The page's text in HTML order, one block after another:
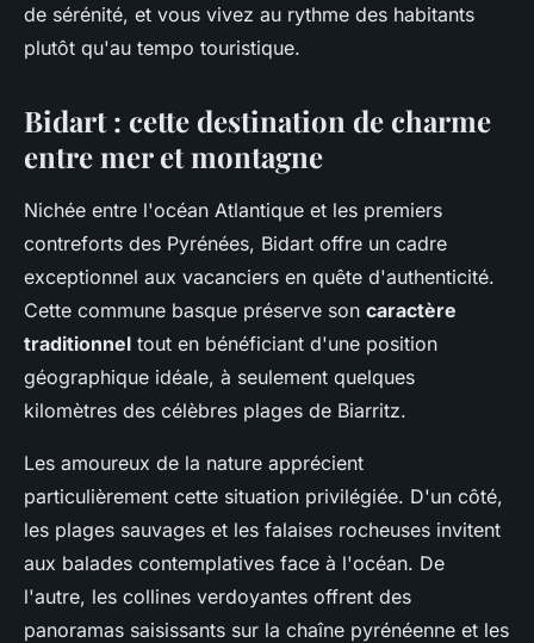
de sérénité, et vous vivez au rythme des habitants
plutôt qu'au tempo touristique.
Bidart : cette destination de charme
entre mer et montagne
Nichée entre l'océan Atlantique et les premiers
contreforts des Pyrénées, Bidart offre un cadre
exceptionnel aux vacanciers en quête d'authenticité.
Cette commune basque préserve son caractère
traditionnel tout en bénéficiant d'une position
géographique idéale, à seulement quelques
kilomètres des célèbres plages de Biarritz.
Les amoureux de la nature apprécient
particulièrement cette situation privilégiée. D'un côté,
les plages sauvages et les falaises rocheuses invitent
aux balades contemplatives face à l'océan. De
l'autre, les collines verdoyantes offrent des
panoramas saisissants sur la chaîne pyrénéenne et les